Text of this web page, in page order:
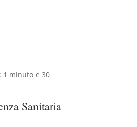
1 minuto e 30
Sanitaria